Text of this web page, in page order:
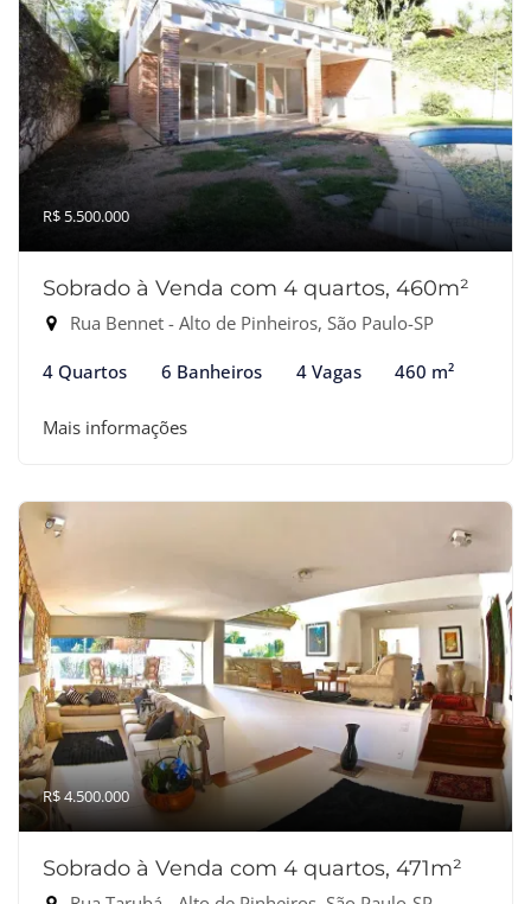
R$ 5.500.000
Sobrado à Venda com 4 quartos, 460m²
Rua Bennet - Alto de Pinheiros, São Paulo-SP
4 Quartos 6 Banheiros 4 Vagas 460 m²
Mais informações
R$ 4.500.000
Sobrado à Venda com 4 quartos, 471m²